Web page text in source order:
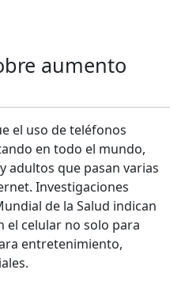
aumento
el uso de teléfonos
en todo el mundo,
adultos que pasan varias
Investigaciones
de la Salud indican
el celular no solo para
entretenimiento,